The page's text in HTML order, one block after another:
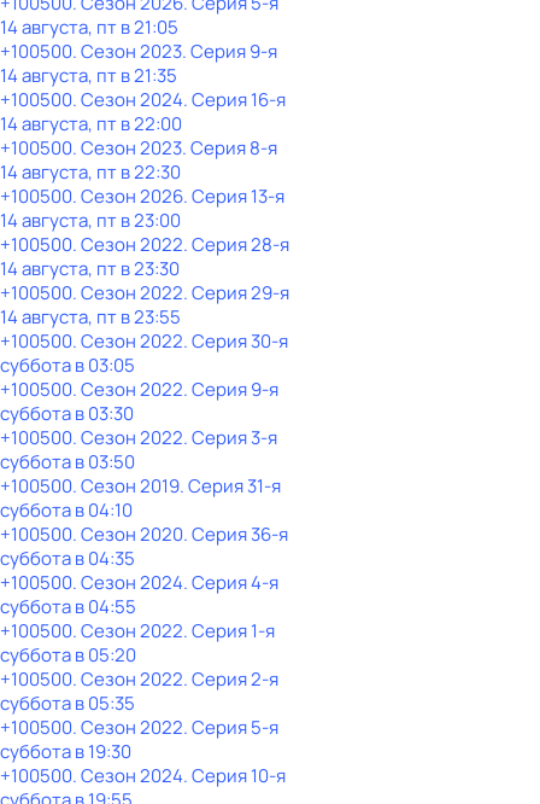
14 августа, пт в 21:05
+100500. Сезон 2023. Серия 9-я
14 августа, пт в 21:35
+100500. Сезон 2024. Серия 16-я
14 августа, пт в 22:00
+100500. Сезон 2023. Серия 8-я
14 августа, пт в 22:30
+100500. Сезон 2026. Серия 13-я
14 августа, пт в 23:00
+100500. Сезон 2022. Серия 28-я
14 августа, пт в 23:30
+100500. Сезон 2022. Серия 29-я
14 августа, пт в 23:55
+100500. Сезон 2022. Серия 30-я
субботав03:05
+100500. Сезон 2022. Серия 9-я
субботав03:30
+100500. Сезон 2022. Серия 3-я
субботав03:50
+100500. Сезон 2019. Серия 31-я
субботав04:10
+100500. Сезон 2020. Серия 36-я
субботав04:35
+100500. Сезон 2024. Серия 4-я
субботав04:55
+100500. Сезон 2022. Серия 1-я
субботав05:20
+100500. Сезон 2022. Серия 2-я
субботав05:35
+100500. Сезон 2022. Серия 5-я
субботав19:30
+100500. Сезон 2024. Серия 10-я